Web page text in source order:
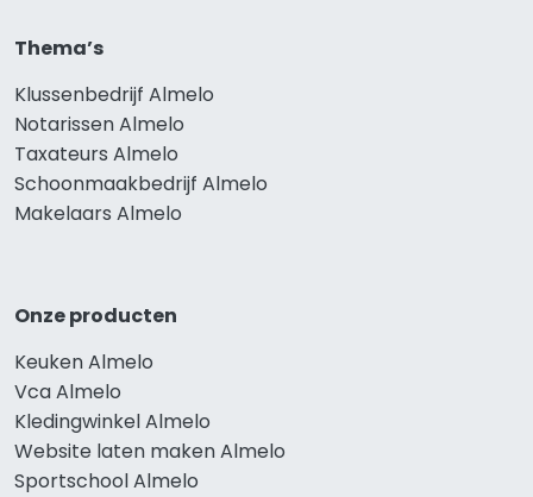
Thema’s
Klussenbedrijf Almelo
Notarissen Almelo
Taxateurs Almelo
Schoonmaakbedrijf Almelo
Makelaars Almelo
Onze producten
Keuken Almelo
Vca Almelo
Kledingwinkel Almelo
Website laten maken Almelo
Sportschool Almelo